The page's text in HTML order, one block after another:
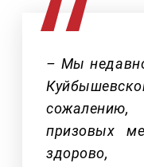
– Мы
призовых